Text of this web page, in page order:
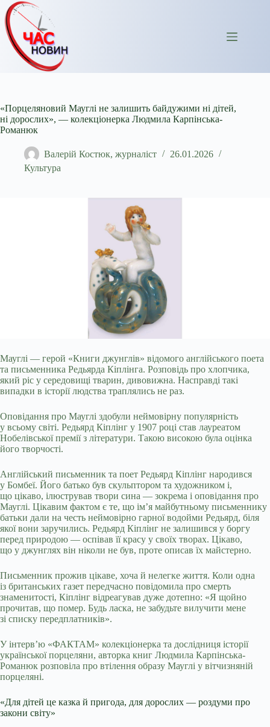
Перейти
до
вмісту
«Порцеляновий Мауглі не залишить байдужими ні дітей,
ні дорослих», — колекціонерка Людмила Карпінська-
Романюк
Валерій Костюк, журналіст
26.01.2026
Культура
Мауглі — герой «Книги джунглів» відомого англійського поета
та письменника Редьярда Кіплінга. Розповідь про хлопчика,
який ріс у середовищі тварин, дивовижна. Насправді такі
випадки в історії людства траплялись не раз.
Оповідання про Мауглі здобули неймовірну популярність
у всьому світі. Редьярд Кіплінг у 1907 році став лауреатом
Нобелівської премії з літератури. Такою високою була оцінка
його творчості.
Англійський письменник та поет Редьярд Кіплінг народився
у Бомбеї. Його батько був скульптором та художником і,
що цікаво, ілюстрував твори сина — зокрема і оповідання про
Мауглі. Цікавим фактом є те, що ім’я майбутньому письменнику
батьки дали на честь неймовірно гарної водойми Редьярд, біля
якої вони заручились. Редьярд Кіплінг не залишився у боргу
перед природою — оспівав її красу у своїх творах. Цікаво,
що у джунглях він ніколи не був, проте описав їх майстерно.
Письменник прожив цікаве, хоча й нелегке життя. Коли одна
із британських газет передчасно повідомила про смерть
знаменитості, Кіплінг відреагував дуже дотепно: «Я щойно
прочитав, що помер. Будь ласка, не забудьте вилучити мене
зі списку передплатників».
У інтерв’ю «ФАКТАМ» колекціонерка та дослідниця історії
української порцеляни, авторка книг Людмила Карпінська-
Романюк розповіла про втілення образу Мауглі у вітчизняній
порцеляні.
«Для дітей це казка й пригода, для дорослих — роздуми про
закони світу»